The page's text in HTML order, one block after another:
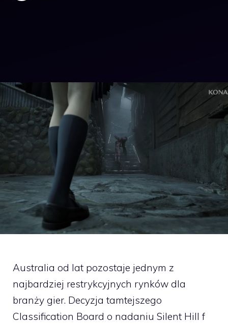
Australia od lat pozostaje jednym z
najbardziej restrykcyjnych rynków dla
branży gier. Decyzja tamtejszego
Classification Board o nadaniu Silent Hill f